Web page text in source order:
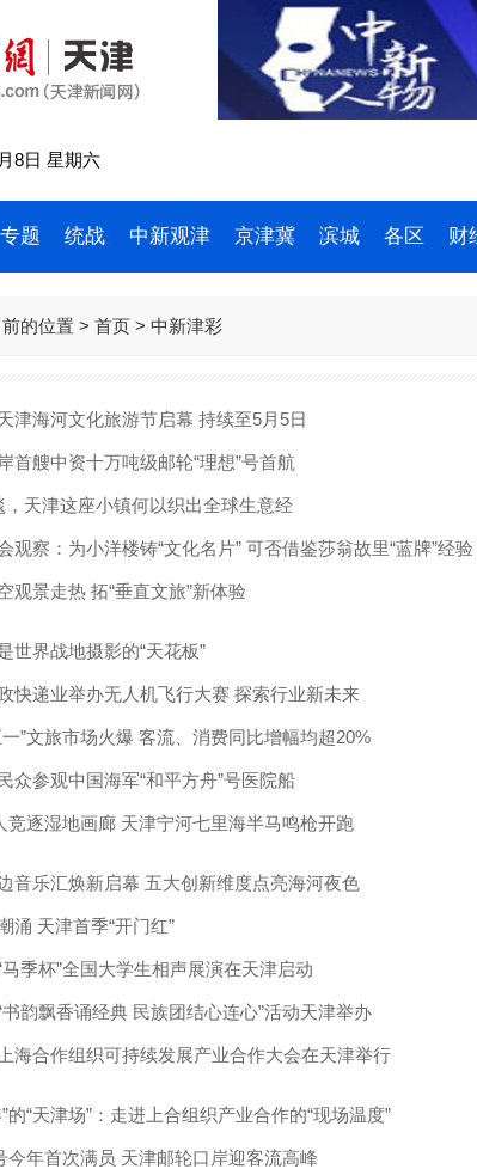
8日 星期六
专题 统战 中新观津 京津冀 滨城 各区 财
的位置 > 首页 > 中新津彩
津海河文化旅游节启幕 持续至5月5日
首艘中资十万吨级邮轮“理想”号首航
，天津这座小镇何以织出全球生意经
观察：为小洋楼铸“文化名片” 可否借鉴莎翁故里“蓝牌”经验
观景走热 拓“垂直文旅”新体验
世界战地摄影的“天花板”
快递业举办无人机飞行大赛 探索行业新未来
一”文旅市场火爆 客流、消费同比增幅均超20%
众参观中国海军“和平方舟”号医院船
竞逐湿地画廊 天津宁河七里海半马鸣枪开跑
音乐汇焕新启幕 五大创新维度点亮海河夜色
涌 天津首季“开门红”
马季杯”全国大学生相声展演在天津启动
书韵飘香诵经典 民族团结心连心”活动天津举办
海合作组织可持续发展产业合作大会在天津举行
的“天津场”：走进上合组织产业合作的“现场温度”
今年首次满员 天津邮轮口岸迎客流高峰